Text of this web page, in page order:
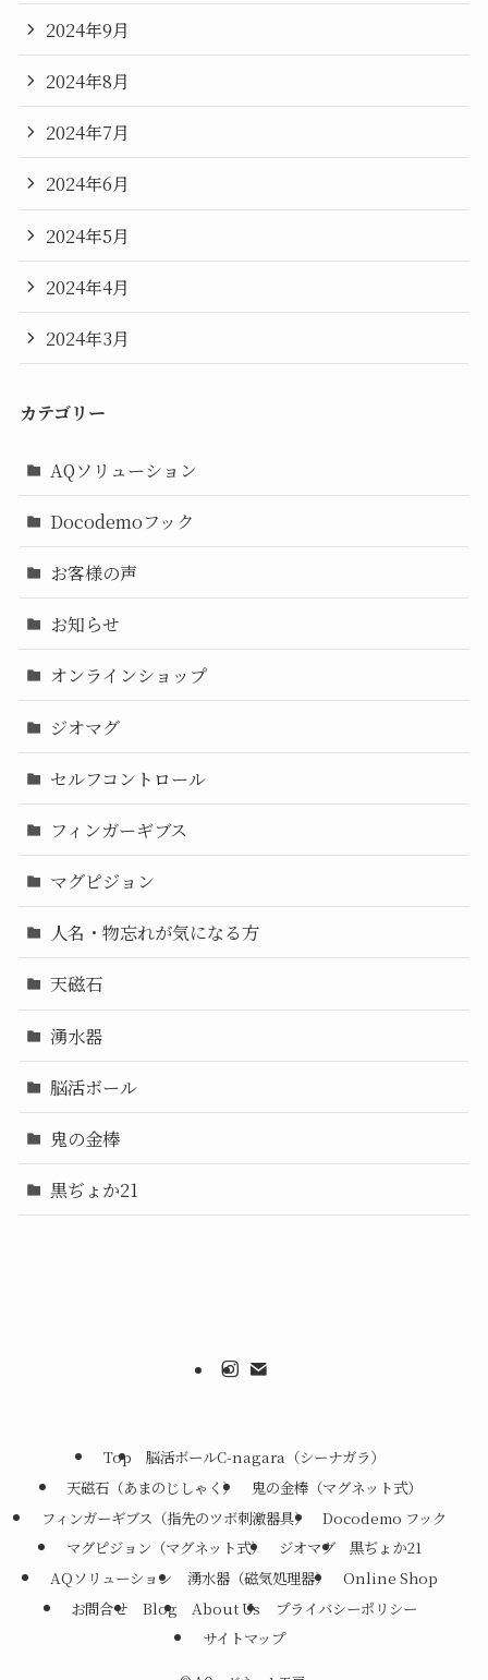
2024年9月
2024年8月
2024年7月
2024年6月
2024年5月
2024年4月
2024年3月
カテゴリー
AQソリューション
Docodemoフック
お客様の声
お知らせ
オンラインショップ
ジオマグ
セルフコントロール
フィンガーギブス
マグピジョン
人名・物忘れが気になる方
天磁石
湧水器
脳活ボール
鬼の金棒
黒ぢょか21
Top
脳活ボールC-nagara（シーナガラ）
天磁石（あまのじしゃく）
鬼の金棒（マグネット式）
フィンガーギブス（指先のツボ刺激器具）
Docodemo フック
マグピジョン（マグネット式）
ジオマグ
黒ぢょか21
AQソリューション
湧水器（磁気処理器）
Online Shop
お問合せ
Blog About Us
プライバシーポリシー
サイトマップ